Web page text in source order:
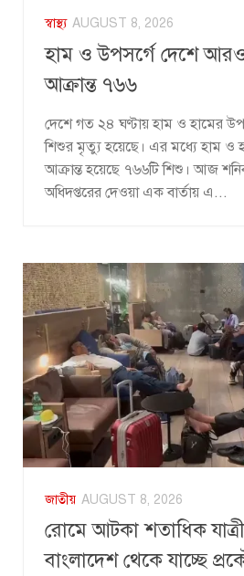
স্বাস্থ্য AUGUST 8, 2026
হাম ও উপসর্গে দেশে
আক্রান্ত ৭৬৬
দেশে গত ২৪ ঘণ্টায় হাম ও হামের
শিশুর মৃত্যু হয়েছে। এর মধ্যে হাম ও
আক্রান্ত হয়েছে ৭৬৬টি শিশু। আজ
অধিদপ্তরের দেওয়া এক বার্তায় এ...
জাতীয় AUGUST 8, 2026
রোমে আটকা শতাধিক
বাংলাদেশ থেকে যাচ্ছে